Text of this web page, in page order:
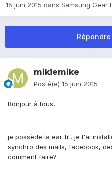
15 juin 2015 dans Samsung Gear
mikiemike
Posté(e) 15 juin 2015
Bonjour à tous,
je possède la ear fit, je l'ai
synchro des mails, facebook,
comment faire?